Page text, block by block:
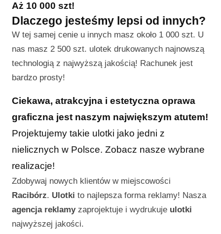
Aż 10 000 szt!
Dlaczego jesteśmy lepsi od innych?
W tej samej cenie u innych masz około 1 000 szt. U
nas masz 2 500 szt. ulotek drukowanych najnowszą
technologią z najwyższą jakością! Rachunek jest
bardzo prosty!
Ciekawa, atrakcyjna i estetyczna oprawa
graficzna jest naszym największym atutem!
Projektujemy takie ulotki jako jedni z
nielicznych w Polsce. Zobacz nasze wybrane
realizacje!
Zdobywaj nowych klientów w miejscowości
Racibórz. Ulotki to najlepsza forma reklamy! Nasza
agencja reklamyzaprojektuje i wydrukuje ulotki
najwyższej jakości.